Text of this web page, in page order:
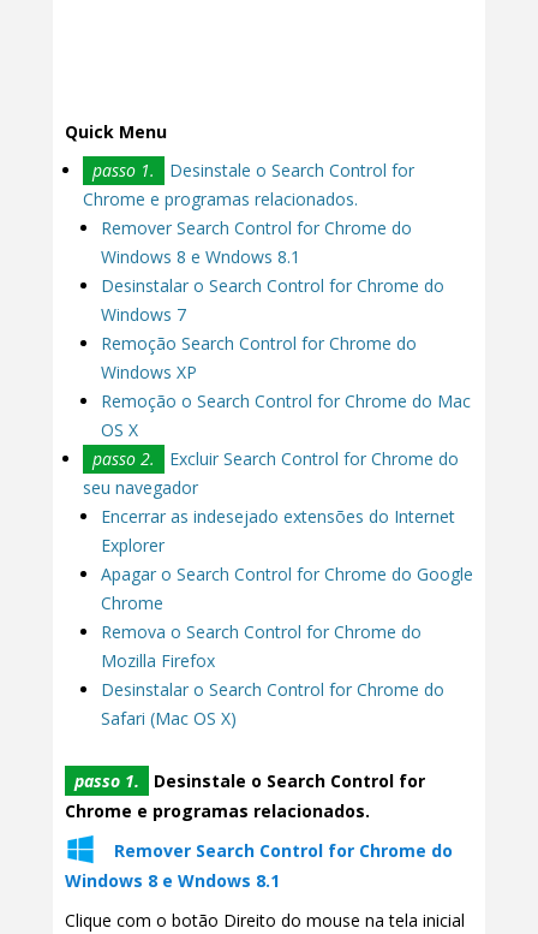
Quick Menu
passo 1.
Desinstale o Search Control for
Chrome e programas relacionados.
Remover Search Control for Chrome do
Windows 8 e Wndows 8.1
Desinstalar o Search Control for Chrome do
Windows 7
Remoção Search Control for Chrome do
Windows XP
Remoção o Search Control for Chrome do Mac
OS X
passo 2.
Excluir Search Control for Chrome do
seu navegador
Encerrar as indesejado extensões do Internet
Explorer
Apagar o Search Control for Chrome do Google
Chrome
Remova o Search Control for Chrome do
Mozilla Firefox
Desinstalar o Search Control for Chrome do
Safari (Mac OS X)
passo 1.
Desinstale o Search Control for
Chrome e programas relacionados.
Remover Search Control for Chrome do
Windows 8 e Wndows 8.1
Clique com o botão Direito do mouse na tela inicial